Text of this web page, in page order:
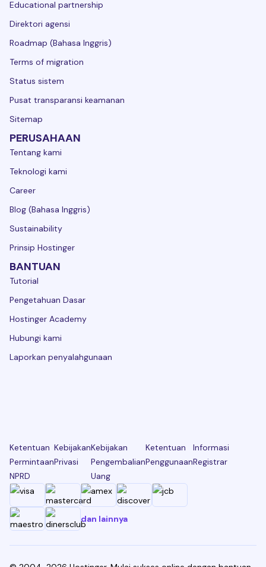
Educational partnership
Direktori agensi
Roadmap (Bahasa Inggris)
Terms of migration
Status sistem
Pusat transparansi keamanan
Sitemap
PERUSAHAAN
Tentang kami
Teknologi kami
Career
Blog (Bahasa Inggris)
Sustainability
Prinsip Hostinger
BANTUAN
Tutorial
Pengetahuan Dasar
Hostinger Academy
Hubungi kami
Laporkan penyalahgunaan
Ketentuan
Permintaan
NPRD
Kebijakan
Privasi
Kebijakan
Pengembalian
Uang
Ketentuan
Penggunaan
Informasi
Registrar
dan lainnya